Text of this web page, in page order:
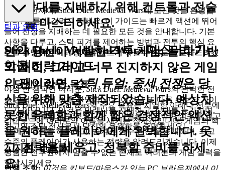
상대를 지배하기 위해 컨트롤과 전술
을 마스터하세요.
만약 당신이 기발한 격투 게임, 물리 기반
의 재미, 그리고 너무 진지하지 않은 게임
의 팬이라면,스틱 듀얼: 중세 전쟁은 당
신을 위해 맞춤 제작되었습니다. 예상치
못한 유쾌함과 함께 짧은 경쟁적인 액션
을 원하는 플레이어에게 완벽합니다. 웃
고, 전략을 세우고, 정복할 준비를 하세
요!
용감한 전사여, Stick Duel: Medieval Wars에 오신 것을 환영합
니다! 이름에 겁먹지 마세요. 이 가이드는 빠르게 액션에 뛰어
들어 전장을 지배하는 데 필요한 모든 것을 안내합니다. 기본
사항을 다루고, 스틱 피겨를 제어하는 방법과 전투의 핵심 요
소를 설명하여 베테랑처럼 빠르게 싸울 수 있도록 도와드리겠
습니다!
1. 당신의 임무: 목표
Stick Duel: Medieval Wars의 주요 목표는 치열한 아레나 전투에
서 상대를 물리치는 것입니다. 라이벌을 제거하여 점수를 얻고
최고의 스틱 전사로서 당신의 우월함을 증명하세요!
2. 지휘: 컨트롤
팁과 요령
Stick Duel: Medieval Wars 마스터하기:
고급 전략 가이드
야심 찬 챔피언 여러분,Stick Duel: Medieval Wars의 완벽한 전
술 분석에 오신 것을 환영합니다. 이것은 또 다른 초보자 가이
드가 아닙니다. 이것은 아레나를 지배하고, 상대를 능가하며,
리더보드에 여러분의 이름을 새기는 청사진입니다. 게임의 핵
심 메커니즘을 해부하고, 숨겨진 점수 엔진을 공개하며, 최고
수준의 플레이어가 사용하는 전략을 알려드리겠습니다. 이제
평범한 전투원에서 멈출 수 없는 존재로 여러분의 게임 실력을
향상시키세요.